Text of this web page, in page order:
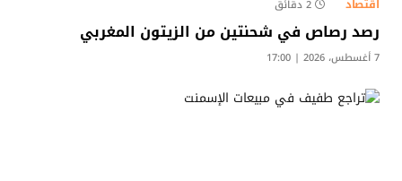
اقتصاد 2 دقائق
رصد رصاص في شحنتين من الزيتون المغربي
7 أغسطس، 2026 | 17:00